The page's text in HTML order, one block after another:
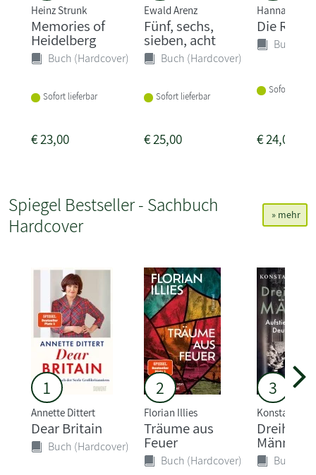
Heinz Strunk
Memories of
Heidelberg
Buch (Hardcover)
Sofort lieferbar
€23,00
Ewald Arenz
Fünf, sechs,
sieben, acht
Buch (Hardcover)
Sofort lieferbar
€25,00
Hannah
Die
Buch
Sofort
€24,00
Spiegel Bestseller - Sachbuch
Hardcover
» mehr
1
Annette Dittert
Dear Britain
Buch (Hardcover)
2
Florian Illies
Träume aus
Feuer
Buch (Hardcover)
3
Konstantin
Männer
Buch